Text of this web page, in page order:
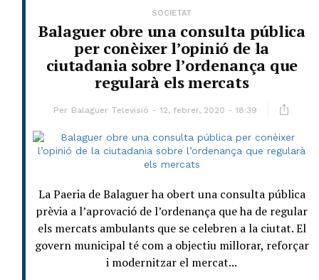
SOCIETAT
Balaguer obre una consulta pública
per conèixer l’opinió de la
ciutadania sobre l’ordenança que
regularà els mercats
Per Balaguer Televisió 12, febrer, 2020 - 18:39
La Paeria de Balaguer ha obert una consulta pública
prèvia a l’aprovació de l’ordenança que ha de regular
els mercats ambulants que se celebren a la ciutat. El
govern municipal té com a objectiu millorar, reforçar
i modernitzar el mercat...